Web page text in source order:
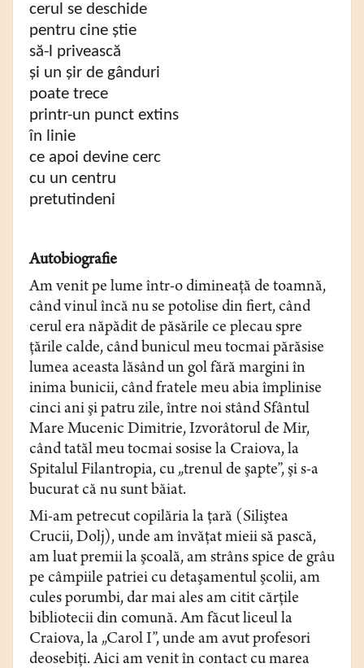
cerul se deschide
pentru cine știe
să-l privească
și un șir de gânduri
poate trece
printr-un punct extins
în linie
ce apoi devine cerc
cu un centru
pretutindeni
Autobiografie
Am venit pe lume într-o dimineaţă de toamnă,
când vinul încă nu se potolise din fiert, când
cerul era năpădit de păsările ce plecau spre
ţările calde, când bunicul meu tocmai părăsise
lumea aceasta lăsând un gol fără margini în
inima bunicii, când fratele meu abia împlinise
cinci ani şi patru zile, între noi stând Sfântul
Mare Mucenic Dimitrie, Izvorâtorul de Mir,
când tatăl meu tocmai sosise la Craiova, la
Spitalul Filantropia, cu „trenul de şapte”, şi s-a
bucurat că nu sunt băiat.
Mi-am petrecut copilăria la ţară (Siliştea
Crucii, Dolj), unde am învăţat mieii să pască,
am luat premii la şcoală, am strâns spice de grâu
pe câmpiile patriei cu detaşamentul şcolii, am
cules porumbi, dar mai ales am citit cărţile
bibliotecii din comună. Am făcut liceul la
Craiova, la „Carol I”, unde am avut profesori
deosebiţi. Aici am venit în contact cu marea